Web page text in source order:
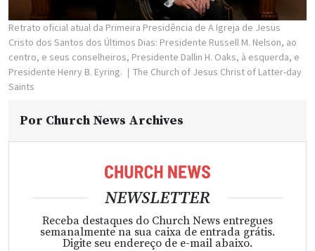
Retrato oficial atual da Primeira Presidência de A Igreja de Jesus
Cristo dos Santos dos Últimos Dias: Presidente Russell M. Nelson, ao
centro, e seus conselheiros, Presidente Dallin H. Oaks, à esquerda, e
Presidente Henry B. Eyring.
The Church of Jesus Christ of Latter-day
Saints
Por Church News Archives
NEWSLETTER
Receba destaques do Church News entregues
semanalmente na sua caixa de entrada grátis.
Digite seu endereço de e-mail abaixo.